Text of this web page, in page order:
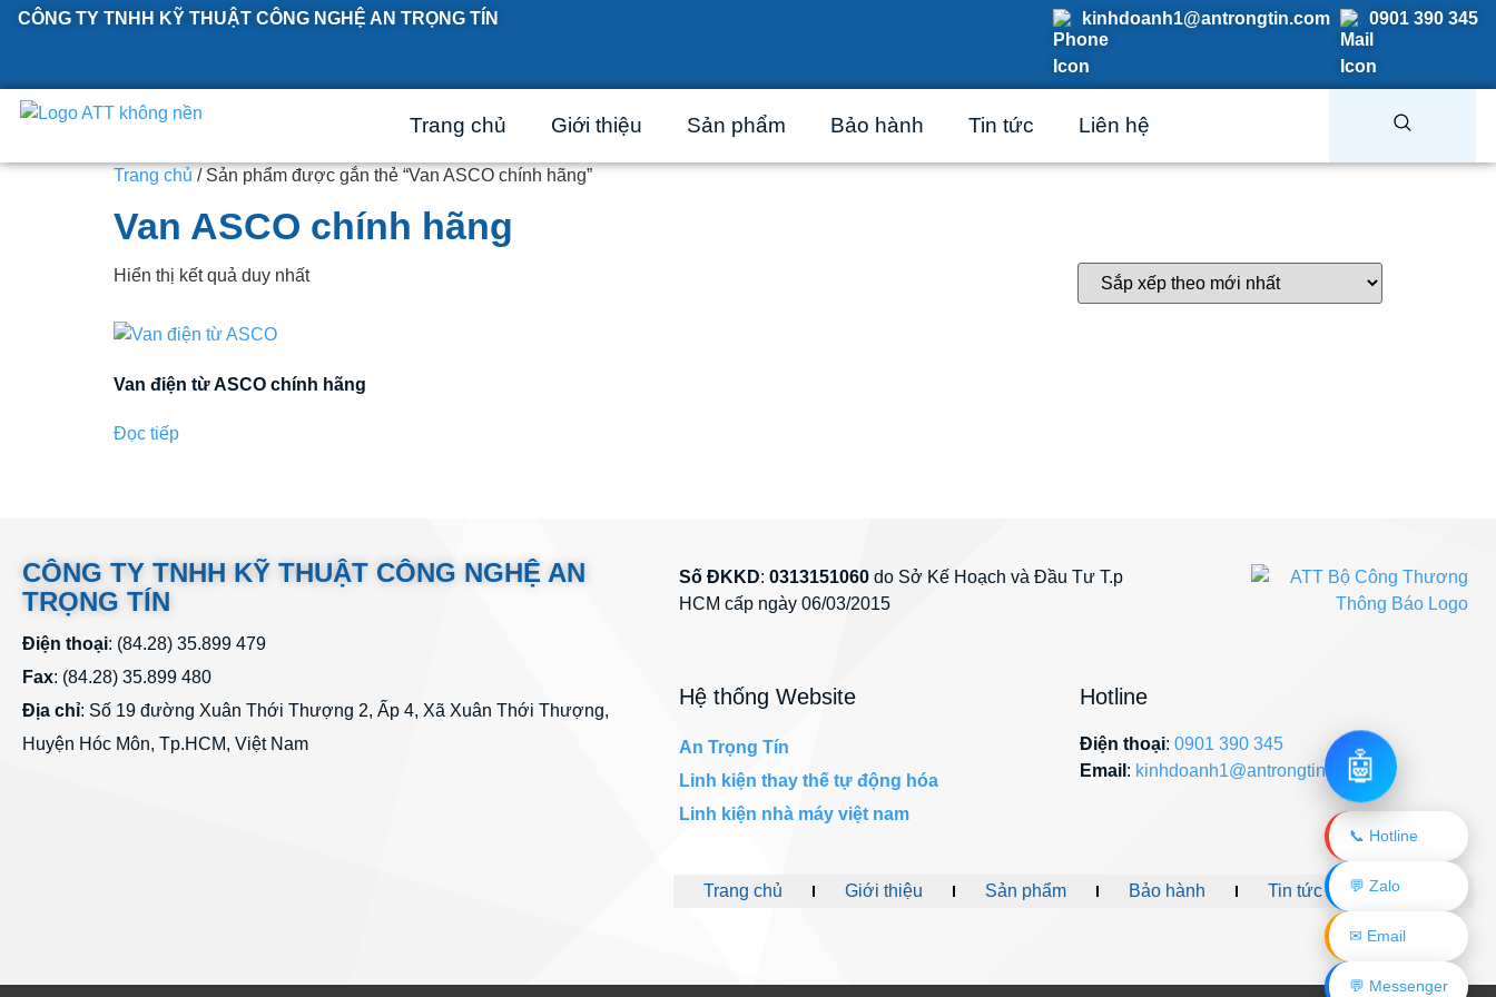
CÔNG TY TNHH KỸ THUẬT CÔNG NGHỆ AN TRỌNG TÍN kinhdoanh1@antrongtin.com 0901 390 345
Trang chủ Giới thiệu Sản phẩm Bảo hành Tin tức Liên hệ
Trang chủ / Sản phẩm được gắn thẻ “Van ASCO chính hãng”
Van ASCO chính hãng
Hiển thị kết quả duy nhất
Van điện từ ASCO chính hãng
Đọc tiếp
CÔNG TY TNHH KỸ THUẬT CÔNG NGHỆ AN
TRỌNG TÍN
Điện thoại: (84.28) 35.899 479
Fax: (84.28) 35.899 480
Địa chỉ: Số 19 đường Xuân Thới Thượng 2, Ấp 4, Xã Xuân Thới Thượng,
Huyện Hóc Môn, Tp.HCM, Việt Nam
Số ĐKKD:0313151060 do Sở Kế Hoạch và Đầu Tư T.p
HCM cấp ngày 06/03/2015
Hệ thống Website
An Trọng Tín
Linh kiện thay thế tự động hóa
Linh kiện nhà máy việt nam
Hotline
Điện thoại: 0901 390 345
Email : kinhdoanh1@antrongtin.com
Trang chủ Giới thiệu Sản phẩm Bảo hành Tin tức Liên hệ
🤖
📞 Hotline
💬 Zalo
✉ Email
💬 Messenger